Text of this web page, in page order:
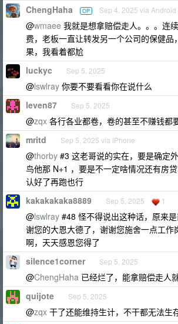
ChengHaha OP Sep 4, 2025 via Android
@wmaee 我就是想拿赔偿走人。。。连
费，老板一直让转发另一个公司的保健品
果，我看着都尬
luckyc Sep 5, 2025
@lswlray 你要不要看看你在说什么
leven87 Sep 5, 2025
@zqx 各行各业都卷，卷的甚至不赚钱都
mritd Sep 5, 2025 via iPhone
@thorby #3 这老哥说的实在，要是确定
鸟他那 N+1 ，要是不一定啥情况还有房
认好了再跑也行
kakakakaka8889 Sep 5, 2025 1
@lswlray #48 怪不得说出这种话，原来
谢您的大恩大德了，谢谢您施舍一点工作
啊，天天感恩您得了
silence1corner Sep 5, 2025
@ChengHaha 已经烂了，能拿赔偿走人
quijote Sep 5, 2025
@zqx 干了还能维持生计，不干都无法生